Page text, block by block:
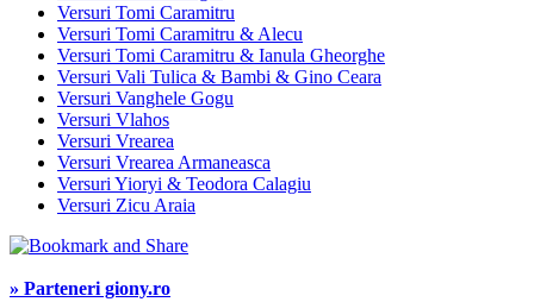
Versuri Tomi Caramitru
Versuri Tomi Caramitru & Alecu
Versuri Tomi Caramitru & Ianula Gheorghe
Versuri Vali Tulica & Bambi & Gino Ceara
Versuri Vanghele Gogu
Versuri Vlahos
Versuri Vrearea
Versuri Vrearea Armaneasca
Versuri Yioryi & Teodora Calagiu
Versuri Zicu Araia
» Parteneri giony.ro